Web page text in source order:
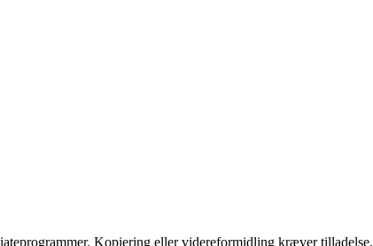
Kopiering eller videreformidling kræver tilladelse.